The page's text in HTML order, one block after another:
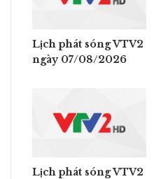
Lịch phát sóng VTV2
ngày 07/08/2026
Lịch phát sóng VTV2